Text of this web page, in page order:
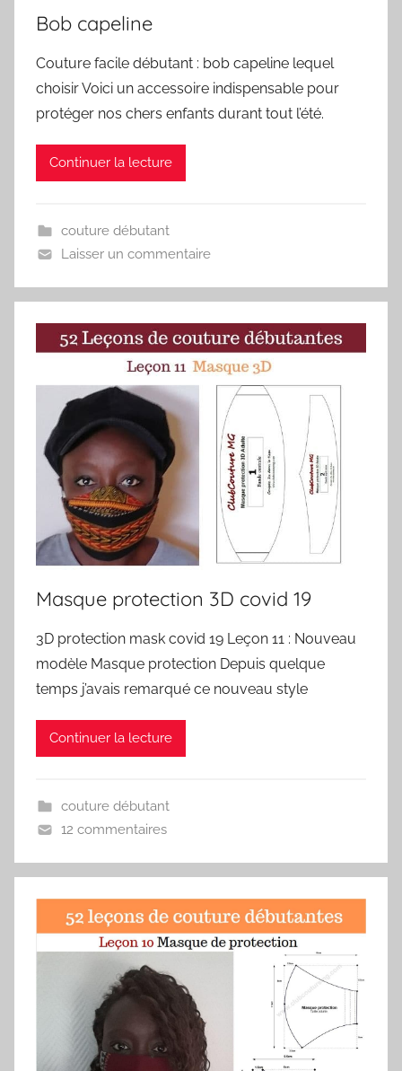
Bob capeline
Couture facile débutant : bob capeline lequel
choisir Voici un accessoire indispensable pour
protéger nos chers enfants durant tout l’été.
Continuer la lecture
couture débutant
Laisser un commentaire
Masque protection 3D covid 19
3D protection mask covid 19 Leçon 11 : Nouveau
modèle Masque protection Depuis quelque
temps j’avais remarqué ce nouveau style
Continuer la lecture
couture débutant
12 commentaires